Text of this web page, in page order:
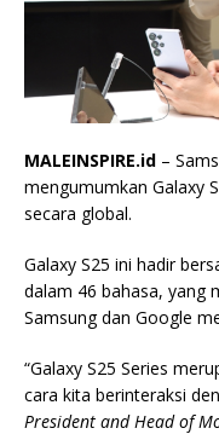
MALEINSPIRE.id –
mengumumkan Galaxy
secara global.
Galaxy S25 ini hadir
dalam 46 bahasa, yang
Samsung dan Google
“Galaxy S25 Series
cara kita berinteraksi
President and Head of